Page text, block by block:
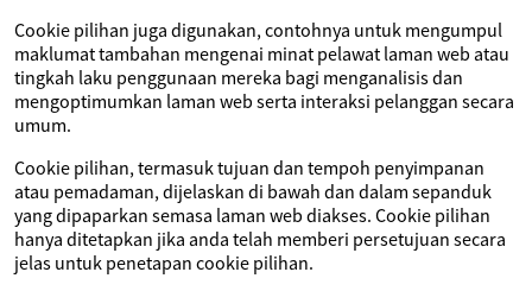
Cookie pilihan juga digunakan, contohnya untuk mengumpul
maklumat tambahan mengenai minat pelawat laman web atau
tingkah laku penggunaan mereka bagi menganalisis dan
mengoptimumkan laman web serta interaksi pelanggan secara
umum.
Cookie pilihan, termasuk tujuan dan tempoh penyimpanan
atau pemadaman, dijelaskan di bawah dan dalam sepanduk
yang dipaparkan semasa laman web diakses. Cookie pilihan
hanya ditetapkan jika anda telah memberi persetujuan secara
jelas untuk penetapan cookie pilihan.